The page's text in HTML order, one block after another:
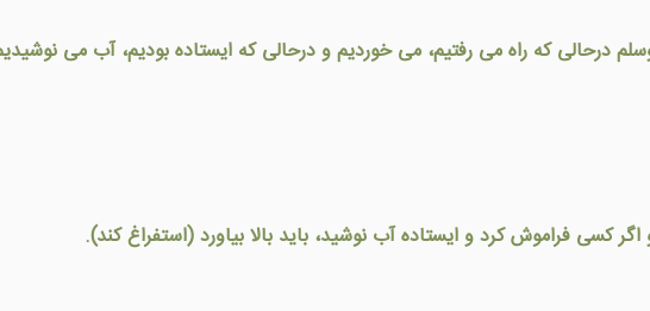
درحالی که راه می رفتيم، می خورديم و درحالی که ايستاده بوديم، آب می
کسی فراموش کرد و ايستاده آب نوشيد، باید بالا بیاورد (استفراغ کند).